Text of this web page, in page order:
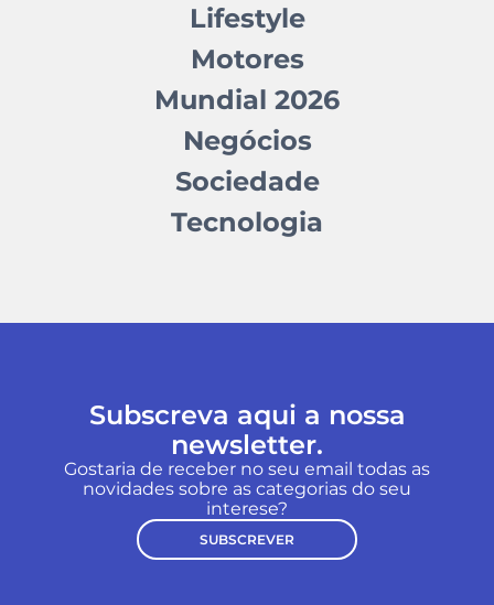
Lifestyle
Motores
Mundial 2026
Negócios
Sociedade
Tecnologia
Subscreva aqui a nossa
newsletter.
Gostaria de receber no seu email todas as
novidades sobre as categorias do seu
interese?
SUBSCREVER